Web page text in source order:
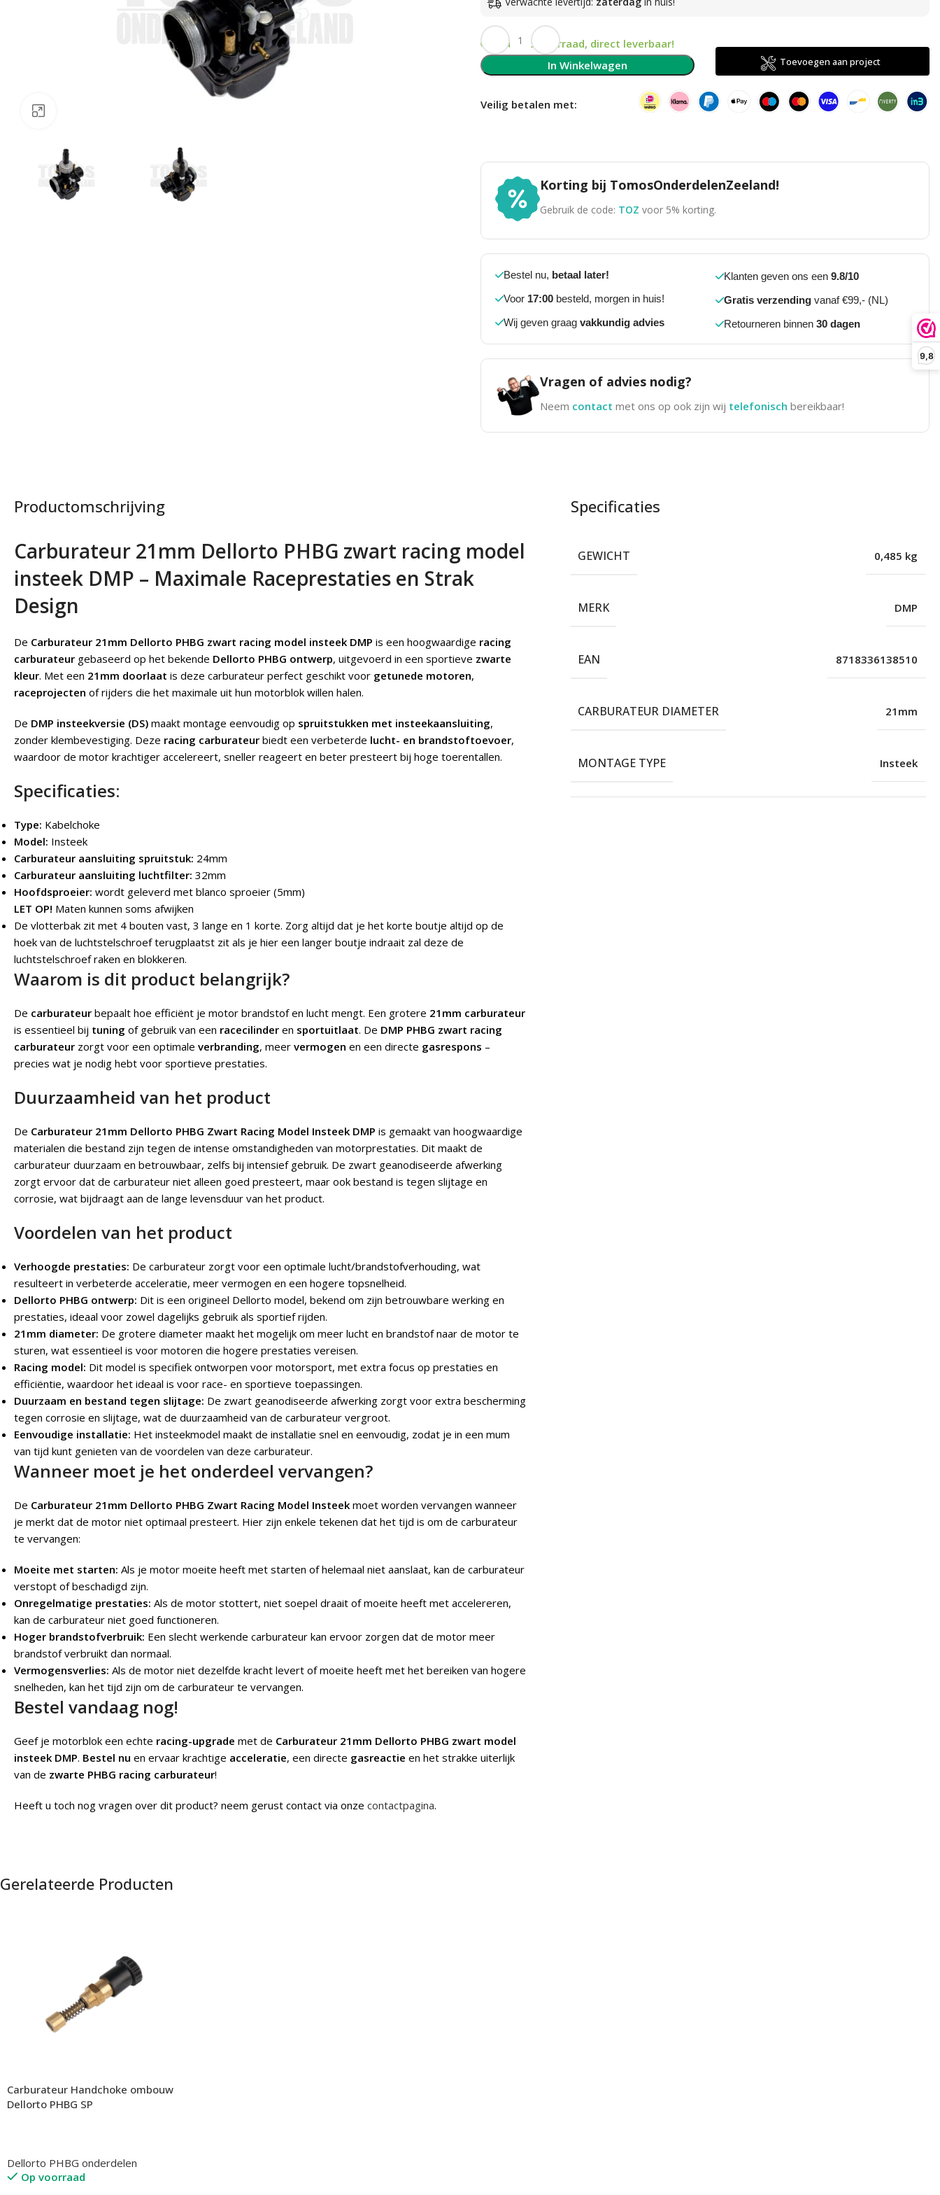
9,8
Op voorraad, direct leverbaar!
In Winkelwagen
Toevoegen aan project
Veilig betalen met:
Korting bij TomosOnderdelenZeeland!
Gebruik de code: TOZ voor 5% korting.
Bestel nu, betaal later!
Voor 17:00besteld, morgen in huis!
Wij geven graag vakkundig advies
Klanten geven ons een 9.8/10
Gratis verzendingvanaf €99,- (NL)
Retourneren binnen 30 dagen
Vragen of advies nodig?
Neem contact met ons op ook zijn wij telefonisch bereikbaar!
Productomschrijving
Carburateur 21mm Dellorto PHBG zwart racing model
insteek DMP – Maximale Raceprestaties en Strak
Design
De Carburateur 21mm Dellorto PHBG zwart racing model insteek DMP is een hoogwaardige racing
carburateur gebaseerd op het bekende Dellorto PHBG ontwerp, uitgevoerd in een sportieve zwarte
kleur. Met een 21mm doorlaat is deze carburateur perfect geschikt voor getunede motoren,
raceprojecten of rijders die het maximale uit hun motorblok willen halen.
De DMP insteekversie (DS) maakt montage eenvoudig op spruitstukken met insteekaansluiting,
zonder klembevestiging. Deze racing carburateur biedt een verbeterde lucht- en brandstoftoevoer,
waardoor de motor krachtiger accelereert, sneller reageert en beter presteert bij hoge toerentallen.
Specificaties:
Type: Kabelchoke
Model: Insteek
Carburateur aansluiting spruitstuk: 24mm
Carburateur aansluiting luchtfilter: 32mm
Hoofdsproeier: wordt geleverd met blanco sproeier (5mm)
LET OP! Maten kunnen soms afwijken
De vlotterbak zit met 4 bouten vast, 3 lange en 1 korte. Zorg altijd dat je het korte boutje altijd op de
hoek van de luchtstelschroef terugplaatst zit als je hier een langer boutje indraait zal deze de
luchtstelschroef raken en blokkeren.
Waarom is dit product belangrijk?
De carburateur bepaalt hoe efficiënt je motor brandstof en lucht mengt. Een grotere 21mm carburateur
is essentieel bij tuning of gebruik van een racecilinder en sportuitlaat. De DMP PHBG zwart racing
carburateur zorgt voor een optimale verbranding, meer vermogen en een directe gasrespons –
precies wat je nodig hebt voor sportieve prestaties.
Duurzaamheid van het product
De Carburateur 21mm Dellorto PHBG Zwart Racing Model Insteek DMP is gemaakt van hoogwaardige
materialen die bestand zijn tegen de intense omstandigheden van motorprestaties. Dit maakt de
carburateur duurzaam en betrouwbaar, zelfs bij intensief gebruik. De zwart geanodiseerde afwerking
zorgt ervoor dat de carburateur niet alleen goed presteert, maar ook bestand is tegen slijtage en
corrosie, wat bijdraagt aan de lange levensduur van het product.
Voordelen van het product
Verhoogde prestaties: De carburateur zorgt voor een optimale lucht/brandstofverhouding, wat
resulteert in verbeterde acceleratie, meer vermogen en een hogere topsnelheid.
Dellorto PHBG ontwerp: Dit is een origineel Dellorto model, bekend om zijn betrouwbare werking en
prestaties, ideaal voor zowel dagelijks gebruik als sportief rijden.
21mm diameter: De grotere diameter maakt het mogelijk om meer lucht en brandstof naar de motor te
sturen, wat essentieel is voor motoren die hogere prestaties vereisen.
Racing model: Dit model is specifiek ontworpen voor motorsport, met extra focus op prestaties en
efficiëntie, waardoor het ideaal is voor race- en sportieve toepassingen.
Duurzaam en bestand tegen slijtage: De zwart geanodiseerde afwerking zorgt voor extra bescherming
tegen corrosie en slijtage, wat de duurzaamheid van de carburateur vergroot.
Eenvoudige installatie: Het insteekmodel maakt de installatie snel en eenvoudig, zodat je in een mum
van tijd kunt genieten van de voordelen van deze carburateur.
Wanneer moet je het onderdeel vervangen?
De Carburateur 21mm Dellorto PHBG Zwart Racing Model Insteek moet worden vervangen wanneer
je merkt dat de motor niet optimaal presteert. Hier zijn enkele tekenen dat het tijd is om de carburateur
te vervangen:
Moeite met starten: Als je motor moeite heeft met starten of helemaal niet aanslaat, kan de carburateur
verstopt of beschadigd zijn.
Onregelmatige prestaties: Als de motor stottert, niet soepel draait of moeite heeft met accelereren,
kan de carburateur niet goed functioneren.
Hoger brandstofverbruik: Een slecht werkende carburateur kan ervoor zorgen dat de motor meer
brandstof verbruikt dan normaal.
Vermogensverlies: Als de motor niet dezelfde kracht levert of moeite heeft met het bereiken van hogere
snelheden, kan het tijd zijn om de carburateur te vervangen.
Bestel vandaag nog!
Geef je motorblok een echte racing-upgrade met de Carburateur 21mm Dellorto PHBG zwart model
insteek DMP. Bestel nu en ervaar krachtige acceleratie, een directe gasreactie en het strakke uiterlijk
van de zwarte PHBG racing carburateur!
Heeft u toch nog vragen over dit product? neem gerust contact via onze contactpagina.
Specificaties
GEWICHT 0,485 kg
MERK DMP
EAN 8718336138510
CARBURATEUR DIAMETER 21mm
MONTAGE TYPE Insteek
Gerelateerde Producten
Carburateur Handchoke ombouw
Dellorto PHBG SP
Dellorto PHBG onderdelen
Op voorraad